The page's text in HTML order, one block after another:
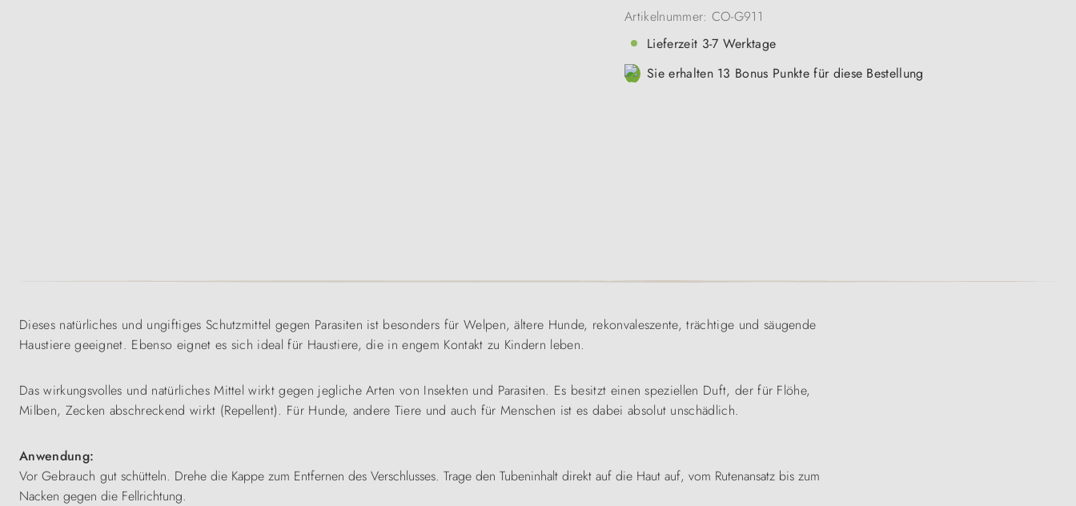
Artikelnummer: CO-G911
Lieferzeit 3-7 Werktage
Sie erhalten 13 Bonus Punkte für diese Bestellung
Dieses natürliches und ungiftiges Schutzmittel gegen Parasiten ist besonders für Welpen, ältere Hunde, rekonvaleszente, trächtige und säugende
Haustiere geeignet. Ebenso eignet es sich ideal für Haustiere, die in engem Kontakt zu Kindern leben.
Das wirkungsvolles und natürliches Mittel wirkt gegen jegliche Arten von Insekten und Parasiten. Es besitzt einen speziellen Duft, der für Flöhe,
Milben, Zecken abschreckend wirkt (Repellent). Für Hunde, andere Tiere und auch für Menschen ist es dabei absolut unschädlich.
Anwendung:
Vor Gebrauch gut schütteln. Drehe die Kappe zum Entfernen des Verschlusses. Trage den Tubeninhalt direkt auf die Haut auf, vom Rutenansatz bis zum
Nacken gegen die Fellrichtung.